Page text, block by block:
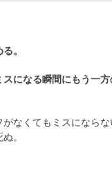
。
になる瞬間にもう一
なくてもミスになら
。